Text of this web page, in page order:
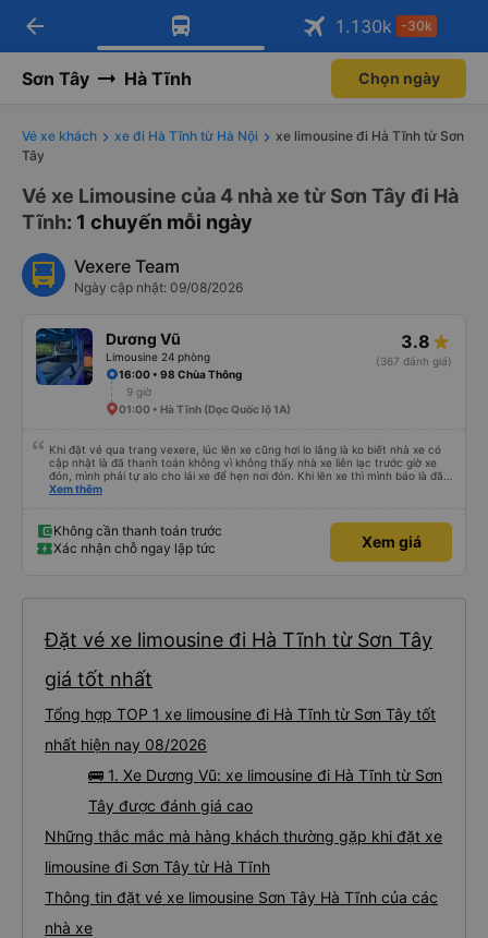
Tải app Vexere ngay!
Nhận ưu đãi thành viên độc
Mở app
Tải app Vexere
-30k/ghế khi đặt vé máy bay qua
Mở app
arrow_back 1.130k -30k
Sơn Tây Hà Tĩnh Chọn ngày
Vé xe khách xe đi Hà Tĩnh từ Hà Nội
xe limousine đi Hà Tĩnh từ Sơn
Tây
Vé xe Limousine của 4 nhà xe từ Sơn Tây đi Hà
Tĩnh: 1 chuyến mỗi ngày
Vexere Team
Ngày cập nhật: 09/08/2026
Dương Vũ
Limousine 24 phòng
3.8
(367 đánh giá)
16:00 • 98 Chùa Thông
9 giờ
01:00 • Hà Tĩnh (Dọc Quốc lộ 1A)
Khi đặt vé qua trang vexere, lúc lên xe cũng hơi lo lắng là ko biết nhà xe có
cập nhật là đã thanh toán không vì không thấy nhà xe liên lạc trước giờ xe
đón, mình phải tự alo cho lái xe để hẹn nơi đón. Khi lên xe thì mình báo là đã
mua qua trang vexere thì lúc đó nhà xe mới kiểm tra và OK. Như vậy, nếu
Xem thêm
Không cần thanh toán trước
Xác nhận chỗ ngay lập tức
Xem giá
Đặt vé xe limousine đi Hà Tĩnh từ Sơn Tây
giá tốt nhất
Tổng hợp TOP 1 xe limousine đi Hà Tĩnh từ Sơn Tây tốt
nhất hiện nay 08/2026
🚌 1. Xe Dương Vũ: xe limousine đi Hà Tĩnh từ Sơn
Tây được đánh giá cao
Những thắc mắc mà hàng khách thường gặp khi đặt xe
limousine đi Sơn Tây từ Hà Tĩnh
Thông tin đặt vé xe limousine Sơn Tây Hà Tĩnh của các
nhà xe